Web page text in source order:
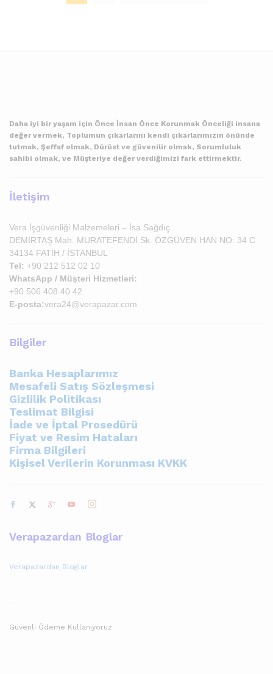
Daha iyi bir yaşam için Önce İnsan Önce Korunmak Önceliği insana
değer vermek, Toplumun çıkarlarını kendi çıkarlarımızın önünde
tutmak, Şeffaf olmak, Dürüst ve güvenilir olmak, Sorumluluk
sahibi olmak, ve Müşteriye değer verdiğimizi fark ettirmektir.
İletişim
Vera İşgüvenliği Malzemeleri – İsa Sağdıç
DEMİRTAŞ Mah. MURATEFENDİ Sk. ÖZGÜVEN HAN NO: 34 C
34134 FATİH / İSTANBUL
Tel: +90 212 512 02 10
WhatsApp / Müşteri Hizmetleri:
+90 506 408 40 42
E-posta:vera24@verapazar.com
Bilgiler
Banka Hesaplarımız
Mesafeli Satış Sözleşmesi
Gizlilik Politikası
Teslimat Bilgisi
İade ve İptal Prosedürü
Fiyat ve Resim Hataları
Firma Bilgileri
Kişisel Verilerin Korunması KVKK
Verapazardan Bloglar
Verapazardan Bloglar
Güvenli Ödeme Kullanıyoruz